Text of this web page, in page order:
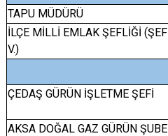
TAPU MÜDÜRÜ
İLÇE MİLLİ EMLAK ŞEFLİĞİ (ŞEF
V.)
ÇEDAŞ GÜRÜN İŞLETME ŞEFİ
AKSA DOĞAL GAZ GÜRÜN ŞUBE